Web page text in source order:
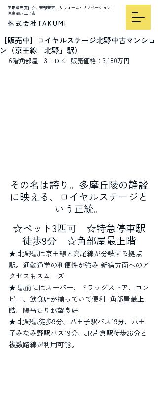
不動産売買仲介、売却査定、リフォーム・リノベーション｜
東京都八王子市
株式会社TAKUMI
【販売中】ロイヤルステージ北野中古マンショ
ン（京王線「北野」駅）
6階角部屋　3ＬＤＫ  販売価格：3,180万円
その名は誇り。多摩丘陵の静謐
に映える、ロイヤルステージと
いう正統。
☆ペット3匹可　☆特急停車駅
徒歩9分　☆角部屋最上階
★ 北野駅は京王線と高尾線が分岐する拠点
駅。通勤通学の利便性が強み 新宿方面へのア
クセスもスムーズ
★ 駅前にはスーパー、ドラッグストア、コン
ビニ、飲食店が揃っていて便利  角部屋最上
階、陽当たり眺望良好
★ 北野駅徒歩9分、八王子駅バス19分、八王
子みなみ野駅バス19分、JR片倉駅徒歩26分と
複数路線が利用可能。